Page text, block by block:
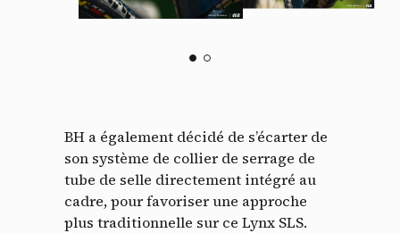
BH a également décidé de s’écarter de
son système de collier de serrage de
tube de selle directement intégré au
cadre, pour favoriser une approche
plus traditionnelle sur ce Lynx SLS.